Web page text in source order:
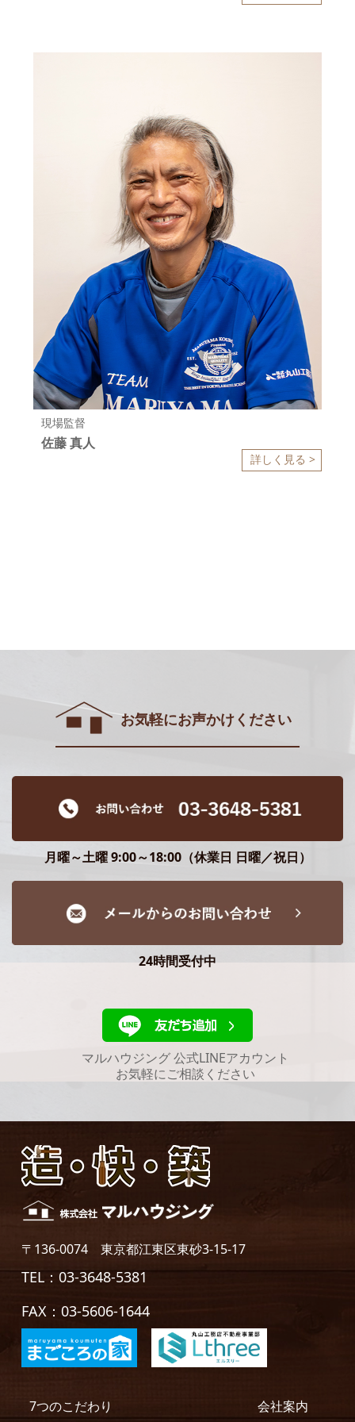
現場監督
佐藤 真人
詳しく見る >
お気軽にお声かけください
月曜～土曜 9:00～18:00（休業日 日曜／祝日）
24時間受付中
マルハウジング 公式LINEアカウント
お気軽にご相談ください
〒136-0074 東京都江東区東砂3-15-17
TEL：03-3648-5381
FAX：03-5606-1644
7つのこだわり 会社案内